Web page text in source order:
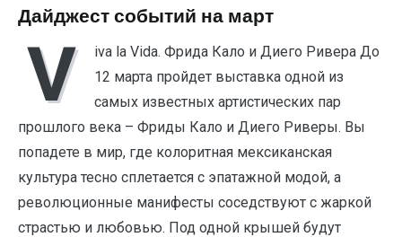
Дайджест событий на март
V
iva la Vida. Фрида Кало и Диего Ривера До
12 марта пройдет выставка одной из
самых известных артистических пар
прошлого века – Фриды Кало и Диего Риверы. Вы
попадете в мир, где колоритная мексиканская
культура тесно сплетается с эпатажной модой, а
революционные манифесты соседствуют с жаркой
страстью и любовью. Под одной крышей будут